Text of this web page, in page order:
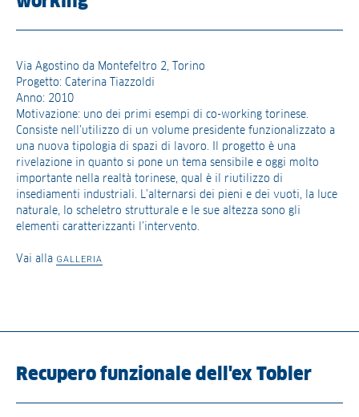
Via Agostino da Montefeltro 2, Torino
Progetto: Caterina Tiazzoldi
Anno: 2010
Motivazione: uno dei primi esempi di co-working torinese.
Consiste nell’utilizzo di un volume presidente funzionalizzato a
una nuova tipologia di spazi di lavoro. Il progetto è una
rivelazione in quanto si pone un tema sensibile e oggi molto
importante nella realtà torinese, qual è il riutilizzo di
insediamenti industriali. L’alternarsi dei pieni e dei vuoti, la luce
naturale, lo scheletro strutturale e le sue altezza sono gli
elementi caratterizzanti l’intervento.
Vai alla GALLERIA
Recupero funzionale dell'ex Tobler